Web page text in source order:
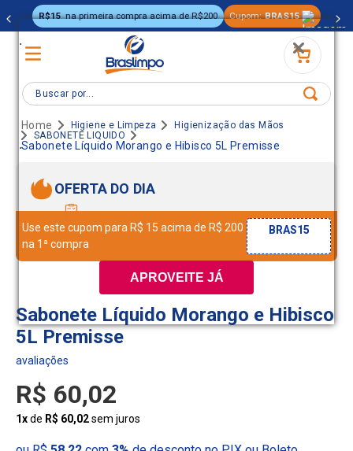
.
.
APROVEITE JÁ
R$15 na primeira compra acima de R$200 Cupom: BRAS15
Buscar por...
Higiene e Limpeza
Higienização das Mãos
SABONETE LIQUIDO
Sabonete Líquido Morango e Hibisco 5L Premisse
OFERTA DO DIA
Use este cupom para R$ 15 acima de R$ 200
na 1ª compra
BRAS15
Sabonete Líquido Morango e Hibisco
5L Premisse
R$ 60,02
1xde R$ 60,02sem juros